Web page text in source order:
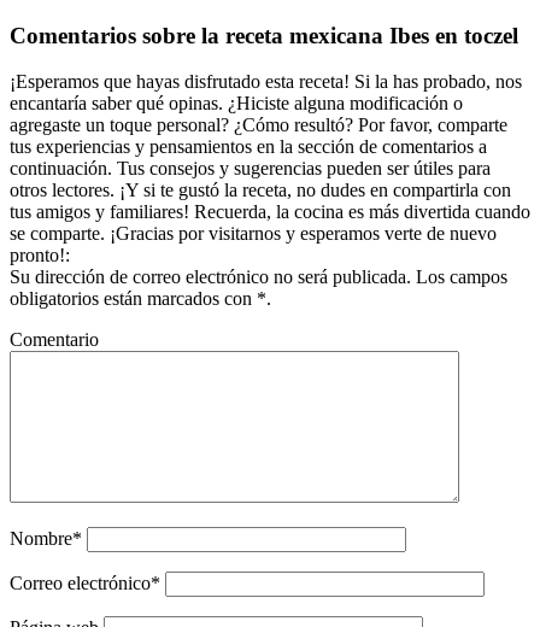
con
los
lectores
Comentarios sobre la receta mexicana Ibes en toczel
¡Esperamos que hayas disfrutado esta receta! Si la has probado, nos
encantaría saber qué opinas. ¿Hiciste alguna modificación o
agregaste un toque personal? ¿Cómo resultó? Por favor, comparte
tus experiencias y pensamientos en la sección de comentarios a
continuación. Tus consejos y sugerencias pueden ser útiles para
otros lectores. ¡Y si te gustó la receta, no dudes en compartirla con
tus amigos y familiares! Recuerda, la cocina es más divertida cuando
se comparte. ¡Gracias por visitarnos y esperamos verte de nuevo
pronto!:
Su dirección de correo electrónico no será publicada. Los campos
obligatorios están marcados con *.
Comentario
Nombre*
Correo electrónico*